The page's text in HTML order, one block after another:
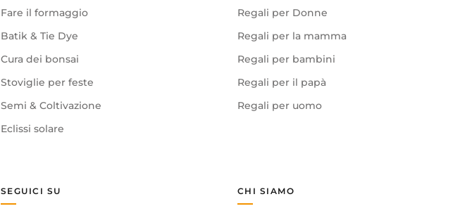
Fare il formaggio
Batik & Tie Dye
Cura dei bonsai
Stoviglie per feste
Semi & Coltivazione
Eclissi solare
Regali per Donne
Regali per la mamma
Regali per bambini
Regali per il papà
Regali per uomo
CHI SIAMO
SEGUICI SU